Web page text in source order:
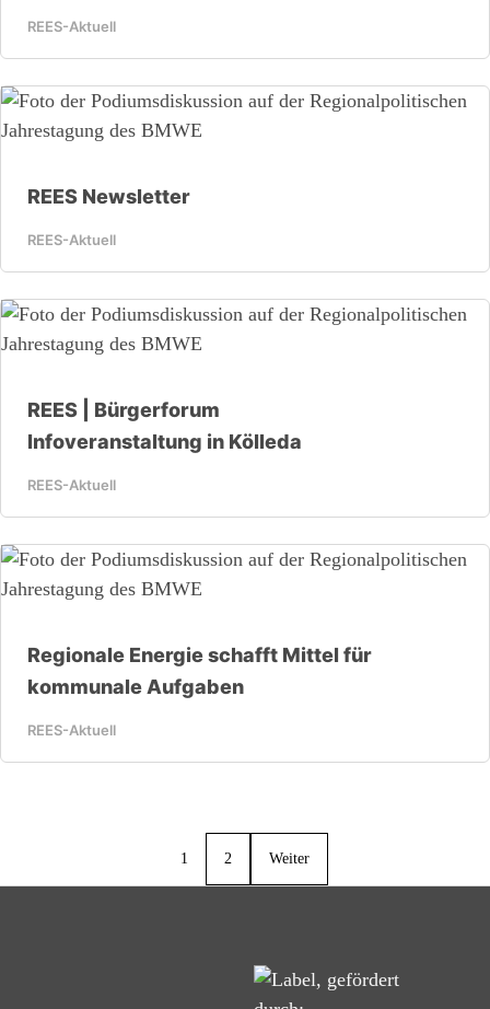
REES-Aktuell
REES Newsletter
REES-Aktuell
REES | Bürgerforum
Infoveranstaltung in Kölleda
REES-Aktuell
Regionale Energie schafft Mittel für
kommunale Aufgaben
REES-Aktuell
1 2 Weiter